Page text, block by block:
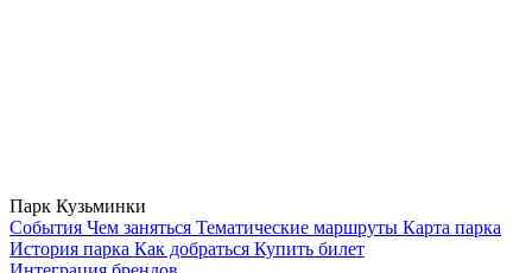
Парк Кузьминки
Cобытия Чем заняться Тематические маршруты Карта парка
История парка Как добраться Купить билет